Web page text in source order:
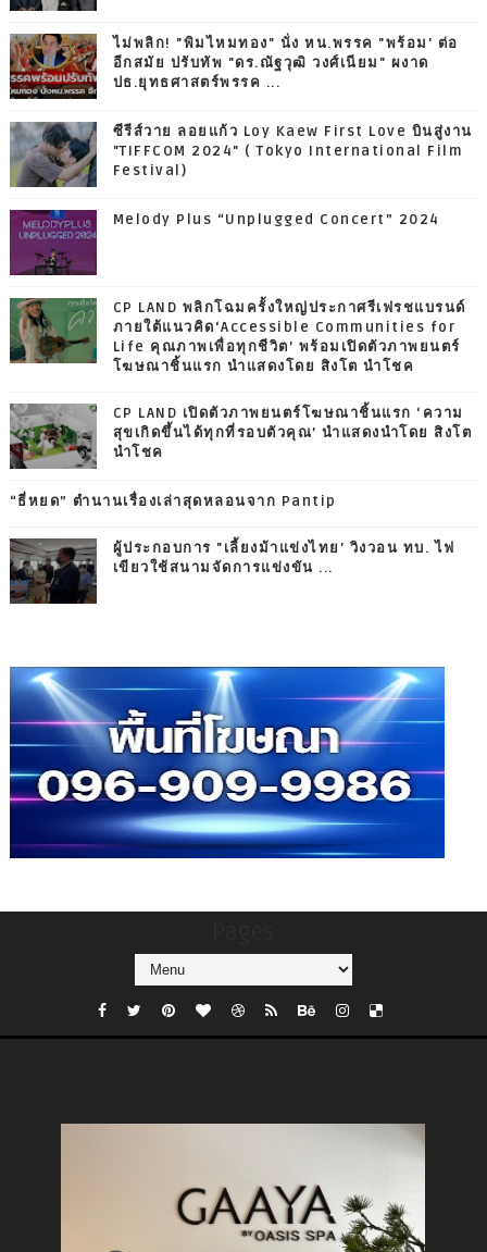
ไม่พลิก! "พิมไหมทอง" นั่ง หน.พรรค "พร้อม' ต่อ
อีกสมัย ปรับทัพ "ดร.ณัฐวุฒิ วงศ์เนียม" ผงาด
ปธ.ยุทธศาสตร์พรรค ...
ซีรีส์วาย ลอยแก้ว Loy Kaew First Love บินสู่งาน
"TIFFCOM 2024" ( Tokyo International Film
Festival)
Melody Plus “Unplugged Concert” 2024
CP LAND พลิกโฉมครั้งใหญ่ประกาศรีเฟรชแบรนด์
ภายใต้แนวคิด‘Accessible Communities for
Life คุณภาพเพื่อทุกชีวิต’ พร้อมเปิดตัวภาพยนตร์
โฆษณาชิ้นแรก นำแสดงโดย สิงโต นำโชค
CP LAND เปิดตัวภาพยนตร์โฆษณาชิ้นแรก ‘ความ
สุขเกิดขึ้นได้ทุกที่รอบตัวคุณ’ นำแสดงนำโดย สิงโต
นำโชค
“ธี่หยด” ตำนานเรื่องเล่าสุดหลอนจาก Pantip
ผู้ประกอบการ "เลี้ยงม้าแข่งไทย' วิงวอน ทบ. ไฟ
เขียวใช้สนามจัดการแข่งขัน ...